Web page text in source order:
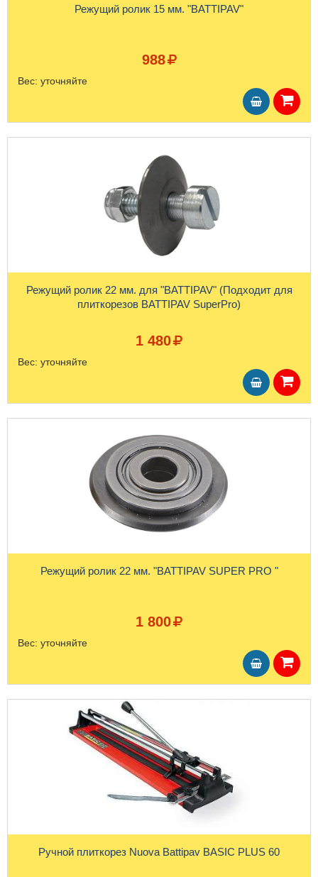
Режущий ролик 15 мм. "BATTIPAV"
988
Вес: уточняйте
Режущий ролик 22 мм. для "BATTIPAV" (Подходит для
плиткорезов BATTIPAV SuperPro)
1 480
Вес: уточняйте
Режущий ролик 22 мм. "BATTIPAV SUPER PRO "
1 800
Вес: уточняйте
Ручной плиткорез Nuova Battipav BASIC PLUS 60